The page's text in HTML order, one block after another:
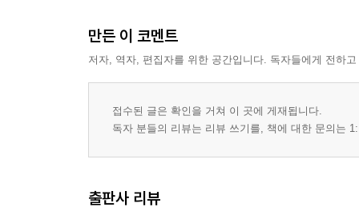
만든 이 코멘트
저자, 역자, 편집자를 위한 공간입니다. 독자들에게 전하
접수된 글은 확인을 거쳐 이 곳에 게재됩니다.
독자 분들의 리뷰는 리뷰 쓰기를, 책에 대한 문의는
출판사 리뷰